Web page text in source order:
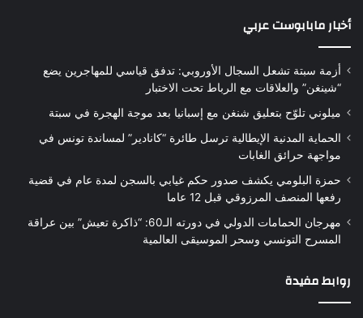
أخبار مابابوست عربي
أزمة سبتة تشعل السجال الأوروبي: تدفق قياسي للمهاجرين يضع
“شينغن” والعلاقات مع الرباط تحت الاختبار
ميلوني تلوّح بتعليق شنغن مع إسبانيا بعد موجة الهجرة في سبتة
الحماية المدنية الإيطالية ترسل طائرة “كانادير” لمساندة تونس في
مواجهة حرائق الغابات
حمزة البلومي يكشف صدور حكم غيابي بالسجن لمدة عام في قضية
رفعها المنصف المرزوقي قبل 12 عاما
مهرجان الحمامات الدولي في دورته الـ60: “ذاكرة تعيش” بين عراقة
المسرح التونسي وسحر الموسيقى العالمية
روابط مفيدة